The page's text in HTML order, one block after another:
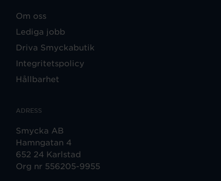
Om oss
Lediga jobb
Driva Smyckabutik
Integritetspolicy
Hållbarhet
ADRESS
Smycka AB
Hamngatan 4
652 24 Karlstad
Org nr 556205-9955